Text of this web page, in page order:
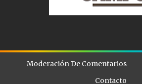
Moderación De Comentarios
Contacto